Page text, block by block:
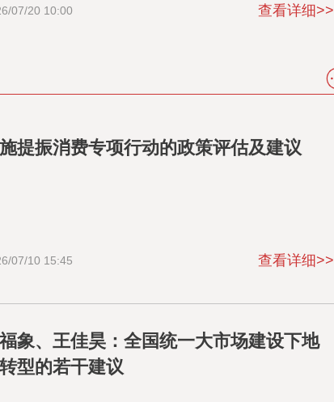
07/20 10:00 查看详细>>
提振消费专项行动的政策评估及建议
07/10 15:45 查看详细>>
象、王佳昊：全国统一大市场建设下地
型的若干建议